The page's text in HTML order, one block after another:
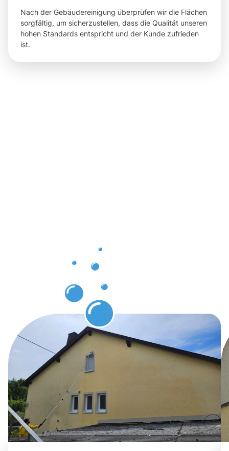
Nach der Gebäudereinigung überprüfen wir die Flächen
sorgfältig, um sicherzustellen, dass die Qualität unseren
hohen Standards entspricht und der Kunde zufrieden
ist.